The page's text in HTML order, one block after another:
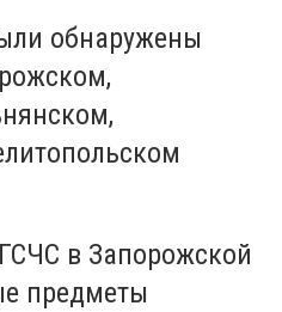
обнаружены
в Запорожской
предметы